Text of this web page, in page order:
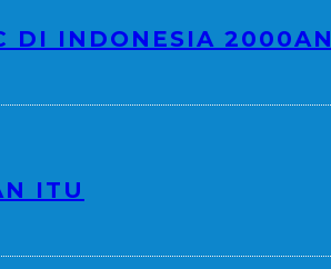
DI INDONESIA 2000AN
ITU